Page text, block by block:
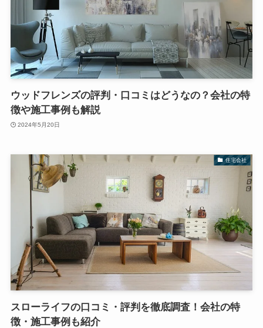
ウッドフレンズの評判・口コミはどうなの？会社の特
徴や施工事例も解説
2024年5月20日
住宅会社
スローライフの口コミ・評判を徹底調査！会社の特
徴・施工事例も紹介